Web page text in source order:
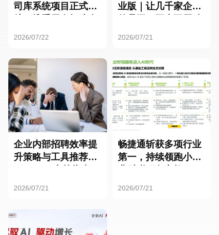
司库系统项目正式启
2026/07/22
业版｜让几千家企业
2026/07/21
企业内部招聘效率提
升策略与工具推荐：
2026/07/21
畅捷通斩获多项行业
第一，持续领跑小微
2026/07/21